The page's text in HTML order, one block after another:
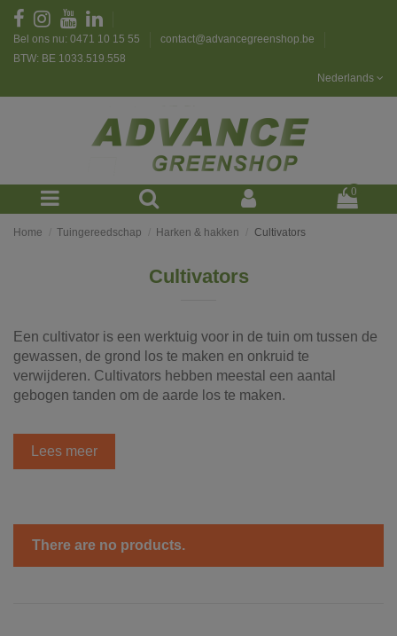
Bel ons nu: 0471 10 15 55
contact@advancegreenshop.be
BTW: BE 1033.519.558
Nederlands
0
Home Tuingereedschap Harken & hakken Cultivators
Cultivators
Een cultivator is een werktuig voor in de tuin om tussen de
gewassen, de grond los te maken en onkruid te
verwijderen. Cultivators hebben meestal een aantal
gebogen tanden om de aarde los te maken.
Lees meer
There are no products.